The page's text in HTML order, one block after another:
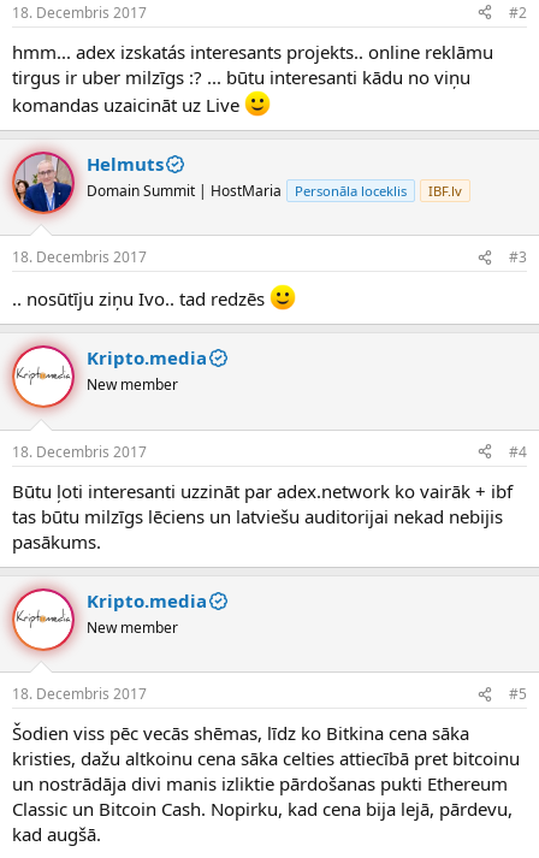
18. Decembris 2017 #2
hmm... adex izskatás interesants projekts.. online reklāmu
tirgus ir uber milzīgs :? ... būtu interesanti kādu no viņu
komandas uzaicināt uz Live
Helmuts
Domain Summit | HostMaria Personāla loceklis IBF.lv
18. Decembris 2017 #3
.. nosūtīju ziņu Ivo.. tad redzēs
Kripto.media
New member
18. Decembris 2017 #4
Būtu ļoti interesanti uzzināt par adex.network ko vairāk + ibf
tas būtu milzīgs lēciens un latviešu auditorijai nekad nebijis
pasākums.
Kripto.media
New member
18. Decembris 2017 #5
Šodien viss pēc vecās shēmas, līdz ko Bitkina cena sāka
kristies, dažu altkoinu cena sāka celties attiecībā pret bitcoinu
un nostrādāja divi manis izliktie pārdošanas pukti Ethereum
Classic un Bitcoin Cash. Nopirku, kad cena bija lejā, pārdevu,
kad augšā.